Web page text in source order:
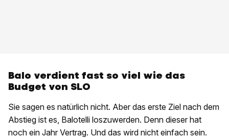
Balo verdient fast so viel wie das
Budget von SLO
Sie sagen es natürlich nicht. Aber das erste Ziel nach dem
Abstieg ist es, Balotelli loszuwerden. Denn dieser hat
noch ein Jahr Vertrag. Und das wird nicht einfach sein.